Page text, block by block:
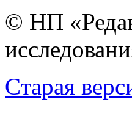
© НП
Cтарая